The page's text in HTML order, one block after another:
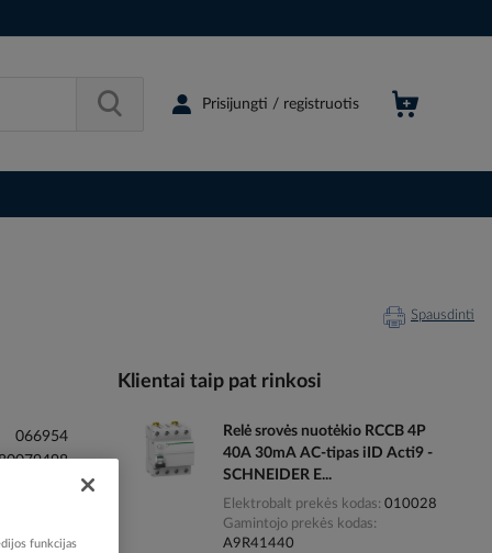
Prisijungti / registruotis
Spausdinti
066954
Klientai taip pat rinkosi
Relė srovės nuotėkio RCCB 4P
40A 30mA AC-tipas iID Acti9 -
SCHNEIDER E...
Elektrobalt prekės kodas 010028
Gamintojo prekės kodas
A9R41440
funkcijas